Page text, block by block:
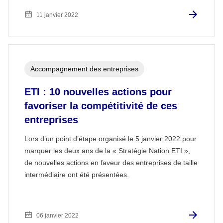
11 janvier 2022
ETI : 10 nouvelles actions pour
favoriser la compétitivité de ces
entreprises
Lors d’un point d’étape organisé le 5 janvier 2022 pour
marquer les deux ans de la « Stratégie Nation ETI »,
de nouvelles actions en faveur des entreprises de taille
intermédiaire ont été présentées.
Accompagnement des entreprises
06 janvier 2022